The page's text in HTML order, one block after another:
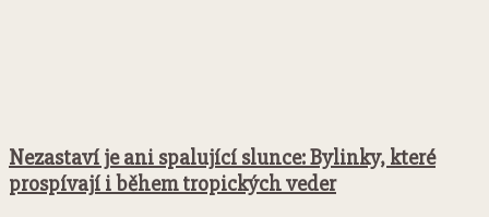
Nezastaví je ani spalující slunce: Bylinky, které
prospívají i během tropických veder